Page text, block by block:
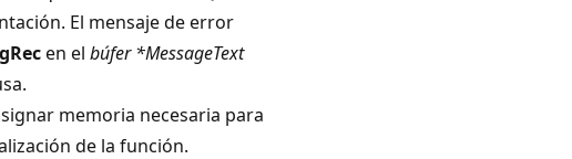
El mensaje de error
en el búfer *MessageText
memoria necesaria para
de la función.